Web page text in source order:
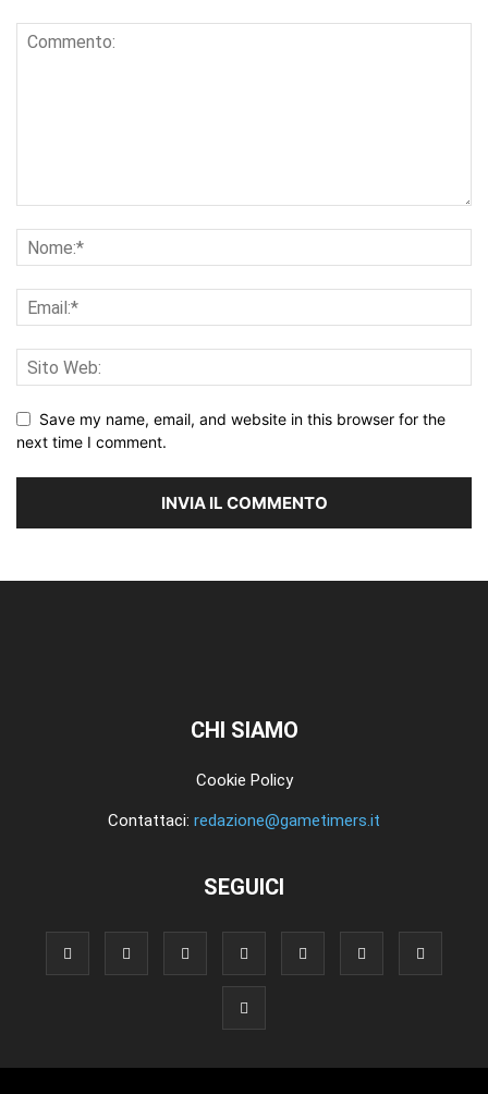
Save my name, email, and website in this browser for the
next time I comment.
CHI SIAMO
Cookie Policy
Contattaci: redazione@gametimers.it
SEGUICI